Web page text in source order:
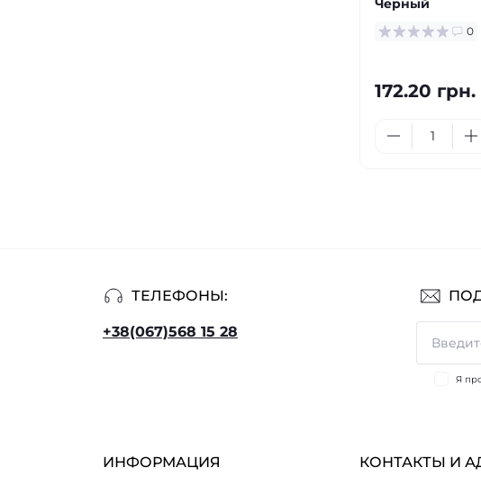
0
172.20 грн.
ТЕЛЕФОНЫ:
+38(067)568 15 28
Я
ИНФОРМАЦИЯ КОНТАКТЫ И